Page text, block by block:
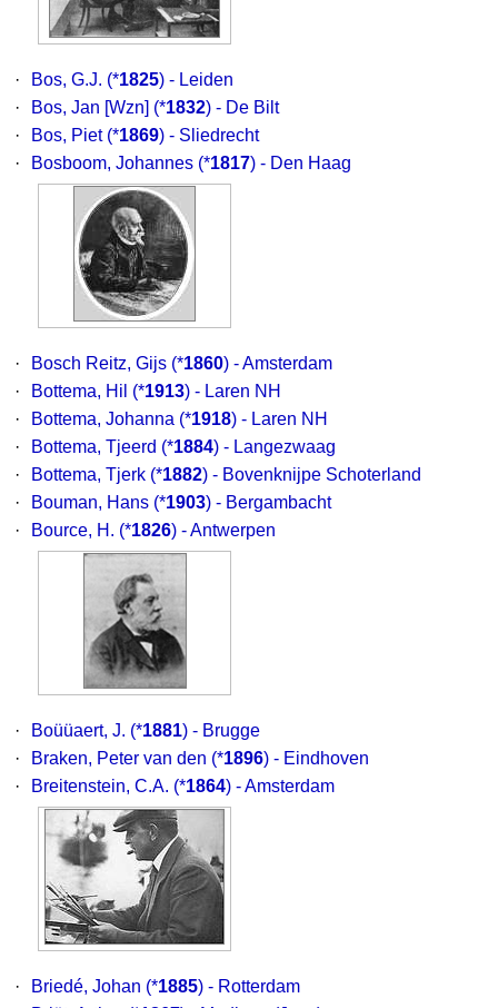
· Bos, G.J. (*1825) - Leiden
·
Bos, Jan [Wzn] (*1832) - De Bilt
·
Bos, Piet (*1869) - Sliedrecht
·
Bosboom, Johannes (*1817) - Den Haag
· Bosch Reitz, Gijs (*1860) - Amsterdam
·
Bottema, Hil (*1913) - Laren NH
·
Bottema, Johanna (*1918) - Laren NH
·
Bottema, Tjeerd (*1884) - Langezwaag
·
Bottema, Tjerk (*1882) - Bovenknijpe Schoterland
·
Bouman, Hans (*1903) - Bergambacht
·
Bource, H. (*1826) - Antwerpen
· Boüüaert, J. (*1881) - Brugge
·
Braken, Peter van den (*1896) - Eindhoven
·
Breitenstein, C.A. (*1864) - Amsterdam
· Briedé, Johan (*1885) - Rotterdam